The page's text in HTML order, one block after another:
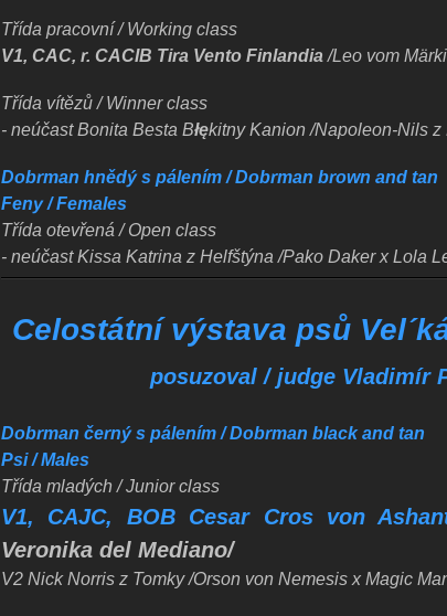
Třída pracovní / Working class
V1, CAC, r. CACIB Tira Vento Finlandia/Leo vom
Třída vítězů / Winner class
- neúčast Bonita Besta Błękitny Kanion /Napoleon-Nils
Dobrman hnědý s pálením / Dobrman brown and tan
Feny / Females
Třída otevřená / Open class
- neúčast Kissa Katrina z Helfštýna /Pako Daker x Lola
Celostátní výstava psů
posuzoval / judge Vladimír
Dobrman černý s pálením / Dobrman black and tan
Psi / Males
Třída mladých / Junior class
V1, CAJC, BOB Cesar Cros von
Veronika del Mediano/
V2 Nick Norris z Tomky/Orson von Nemesis x Magic